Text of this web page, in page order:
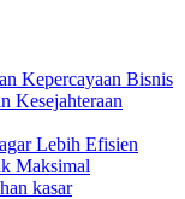
Kepercayaan Bisnis
Kesejahteraan
Lebih Efisien
Maksimal
kasar